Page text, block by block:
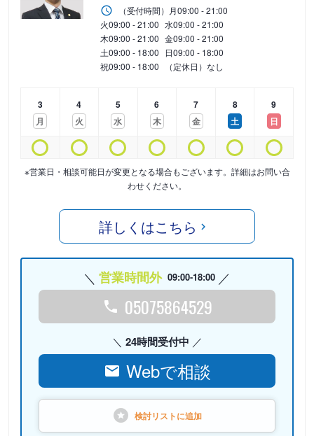
（受付時間） 月09:00 - 21:00
火09:00 - 21:00 水09:00 - 21:00
木09:00 - 21:00 金09:00 - 21:00
土09:00 - 18:00 日09:00 - 18:00
祝09:00 - 18:00 （定休日）なし
3
月
4
火
5
水
6
木
7
金
8
土
9
日
※営業日・相談可能日が変更となる場合もございます。詳細はお問い合
わせください。
詳しくはこちら
営業時間外 09:00-18:00
05075864529
24時間受付中
Webで相談
検討リストに追加